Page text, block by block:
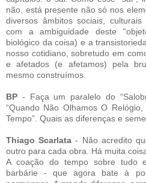
não, está presente não só nos
diversos âmbitos sociais,
com a ambiguidade deste
biológico da coisa) e a
nosso cotidiano, sobretudo em
e afetados (e afetamos) pela
mesmo construímos.
BP - Faça um paralelo do
“Quando Não Olhamos O
Tempo”. Quais as diferenças e
Thiago Scarlata - Não acredito
outro para cada obra. Há muita
A coação do tempo sobre tudo
barbárie - que agora bate à